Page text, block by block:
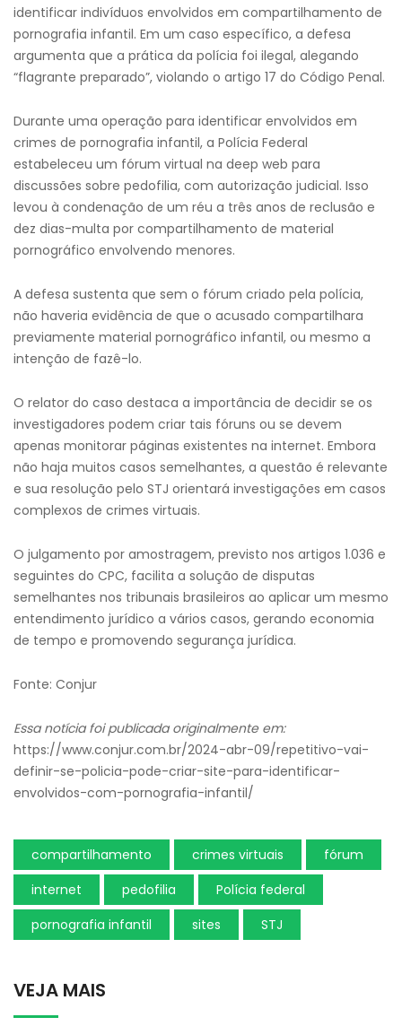
identificar indivíduos envolvidos em compartilhamento de
pornografia infantil. Em um caso específico, a defesa
argumenta que a prática da polícia foi ilegal, alegando
“flagrante preparado”, violando o artigo 17 do Código Penal.
Durante uma operação para identificar envolvidos em
crimes de pornografia infantil, a Polícia Federal
estabeleceu um fórum virtual na deep web para
discussões sobre pedofilia, com autorização judicial. Isso
levou à condenação de um réu a três anos de reclusão e
dez dias-multa por compartilhamento de material
pornográfico envolvendo menores.
A defesa sustenta que sem o fórum criado pela polícia,
não haveria evidência de que o acusado compartilhara
previamente material pornográfico infantil, ou mesmo a
intenção de fazê-lo.
O relator do caso destaca a importância de decidir se os
investigadores podem criar tais fóruns ou se devem
apenas monitorar páginas existentes na internet. Embora
não haja muitos casos semelhantes, a questão é relevante
e sua resolução pelo STJ orientará investigações em casos
complexos de crimes virtuais.
O julgamento por amostragem, previsto nos artigos 1.036 e
seguintes do CPC, facilita a solução de disputas
semelhantes nos tribunais brasileiros ao aplicar um mesmo
entendimento jurídico a vários casos, gerando economia
de tempo e promovendo segurança jurídica.
Fonte: Conjur
Essa notícia foi publicada originalmente em:
https://www.conjur.com.br/2024-abr-09/repetitivo-vai-
definir-se-policia-pode-criar-site-para-identificar-
envolvidos-com-pornografia-infantil/
compartilhamento crimes virtuais
fórum
internet
pedofilia
Polícia federal
pornografia infantil
sites STJ
VEJA MAIS